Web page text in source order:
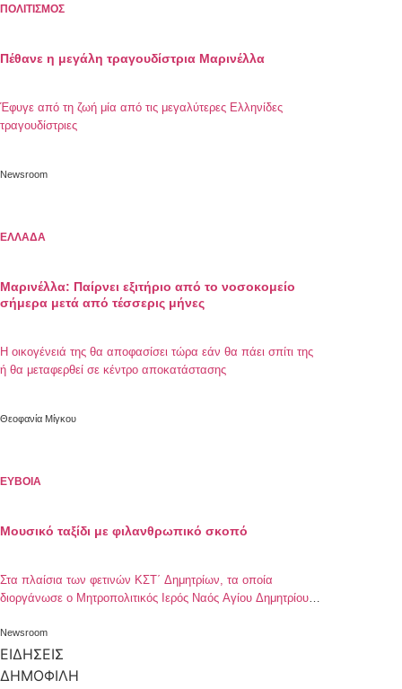
ΠΟΛΙΤΙΣΜΟΣ
Πέθανε η μεγάλη τραγουδίστρια Μαρινέλλα
Έφυγε από τη ζωή μία από τις μεγαλύτερες Ελληνίδες
τραγουδίστριες
Newsroom
ΕΛΛΑΔΑ
Μαρινέλλα: Παίρνει εξιτήριο από το νοσοκομείο
σήμερα μετά από τέσσερις μήνες
Η οικογένειά της θα αποφασίσει τώρα εάν θα πάει σπίτι της
ή θα μεταφερθεί σε κέντρο αποκατάστασης
Θεοφανία Μίγκου
ΕΥΒΟΙΑ
Μουσικό ταξίδι με φιλανθρωπικό σκοπό
Στα πλαίσια των φετινών ΚΣΤ΄ Δημητρίων, τα οποία
διοργάνωσε ο Μητροπολιτικός Ιερός Ναός Αγίου Δημητρίου
Συνεδριακό Κέντρο της Περιφερειακής Ενότητος Ευβοίας,
πραγματοποιήθηκε Συναυλία από την Ορχήστρα Ποικίλης
Μουσικής του Πνευματικού Κέντρου του Μητροπολιτικού
Newsroom
ΕΙΔΗΣΕΙΣ
ΔΗΜΟΦΙΛΗ